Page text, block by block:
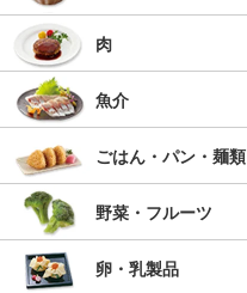
肉
魚介
ごはん・パン・麺類
野菜・フルーツ
卵・乳製品